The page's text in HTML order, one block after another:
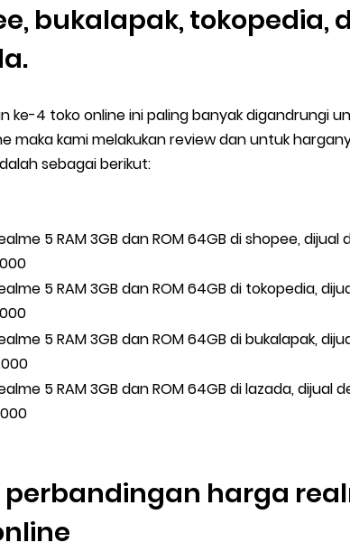
bukalapak, tokopedia,
ke-4 toko online ini paling banyak digandrungi
maka kami melakukan review dan untuk
sebagai berikut:
5 RAM 3GB dan ROM 64GB di shopee,
5 RAM 3GB dan ROM 64GB di tokopedia,
5 RAM 3GB dan ROM 64GB di bukalapak,
5 RAM 3GB dan ROM 64GB di lazada, dijual
perbandingan harga